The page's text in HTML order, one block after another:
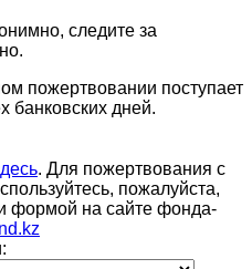
следите за
пожертвовании поступает
банковских дней.
. Для пожертвования с
пожалуйста,
формой на сайте фонда-